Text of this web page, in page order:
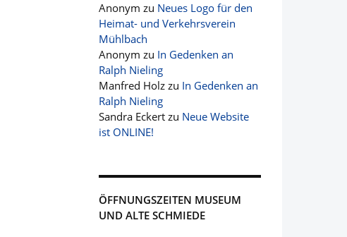
Anonym zu Neues Logo für den
Heimat- und Verkehrsverein
Mühlbach
Anonym zu In Gedenken an
Ralph Nieling
Manfred Holz zu In Gedenken an
Ralph Nieling
Sandra Eckert zu Neue Website
ist ONLINE!
ÖFFNUNGSZEITEN MUSEUM
UND ALTE SCHMIEDE